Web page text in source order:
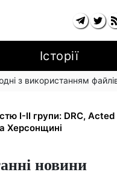
Історії
з використанням
×2: уряд
I-II групи: DRC, Acted
Херсонщині
новини